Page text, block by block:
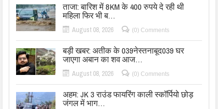
ताजा: बारिश में 8KM के 400 रुपये दे रही थी
महिला फिर भी ब…
August 08, 2026 (0) Comments
बड़ी खबर: अतीक के 039नेस्तनाबूद039 घर
जाएगा अबान का शव आज…
August 08, 2026 (0) Comments
अहम: JK 3 राउंड फायरिंग काली स्कॉर्पियो छोड़
जंगल में भाग…